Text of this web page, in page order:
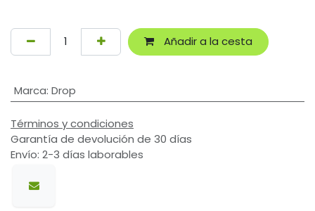
Añadir a la cesta
Marca: Drop
Términos y condiciones
Garantía de devolución de 30 días
Envío: 2-3 días laborables